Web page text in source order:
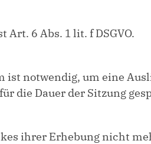
6 Abs. 1 lit. f DSGVO.
notwendig, um eine
die Dauer der Sitzung
ihrer Erhebung nicht